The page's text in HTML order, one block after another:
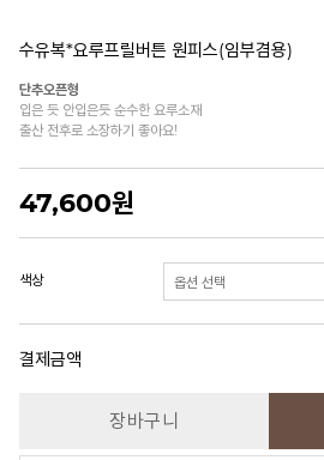
수유복*요루프릴버튼 원피스(임부겸용)
단추오픈형
입은 듯 안입은듯 순수한 요루소재
출산 전후로 소장하기 좋아요!
47,600원
색상
결제금액
장바구니